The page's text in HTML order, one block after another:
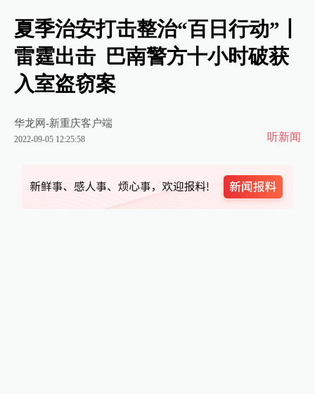
夏季治安打击整治“百日行动”丨
雷霆出击 巴南警方十小时破获
入室盗窃案
华龙网-新重庆客户端
2022-09-05 12:25:58 听新闻